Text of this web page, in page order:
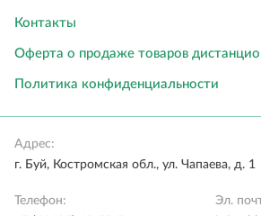
Контакты
Оферта о продаже товаров
Политика конфиденциальности
Адрес:
г. Буй, Костромская обл., ул. Чапаева, д. 1
Телефон:
Эл.